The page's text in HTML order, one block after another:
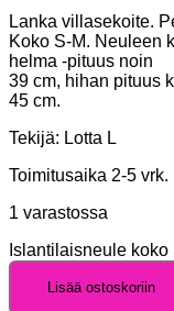
Lanka villasekoite.
Koko S-M. Neuleen
helma -pituus noin
39 cm, hihan pituus
45 cm.
Tekijä: Lotta L
Toimitusaika 2-5 vrk.
1 varastossa
Islantilaisneule koko
Lisää ostoskoriin